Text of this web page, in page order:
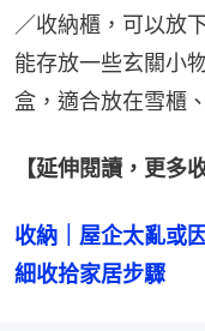
／收納櫃，可以放
能存放一些玄關小
盒，適合放在雪櫃
【延伸閱讀，更多
收納｜屋企太亂或
細收拾家居步驟